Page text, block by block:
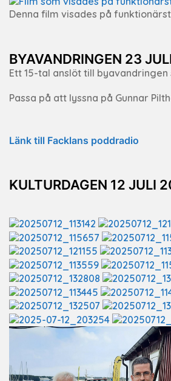
Denna film visades på
BYAVANDRINGEN 23
Ett 15-tal anslöt till
Passa på att lyssna på Gunnar
Länk till Facklans poddradio
KULTURDAGEN 12 JULI